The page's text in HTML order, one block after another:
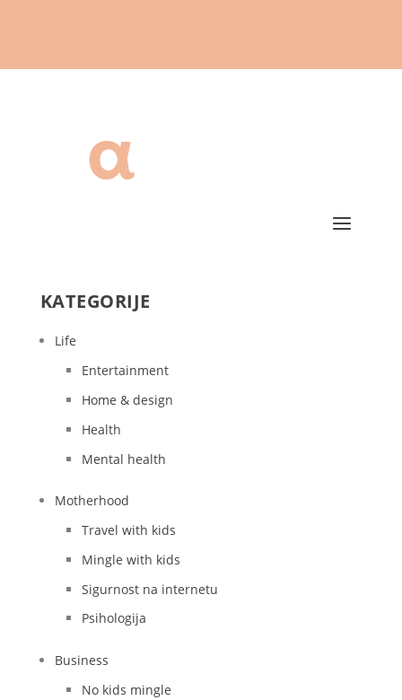
KATEGORIJE
Life
Entertainment
Home & design
Health
Mental health
Motherhood
Travel with kids
Mingle with kids
Sigurnost na internetu
Psihologija
Business
No kids mingle